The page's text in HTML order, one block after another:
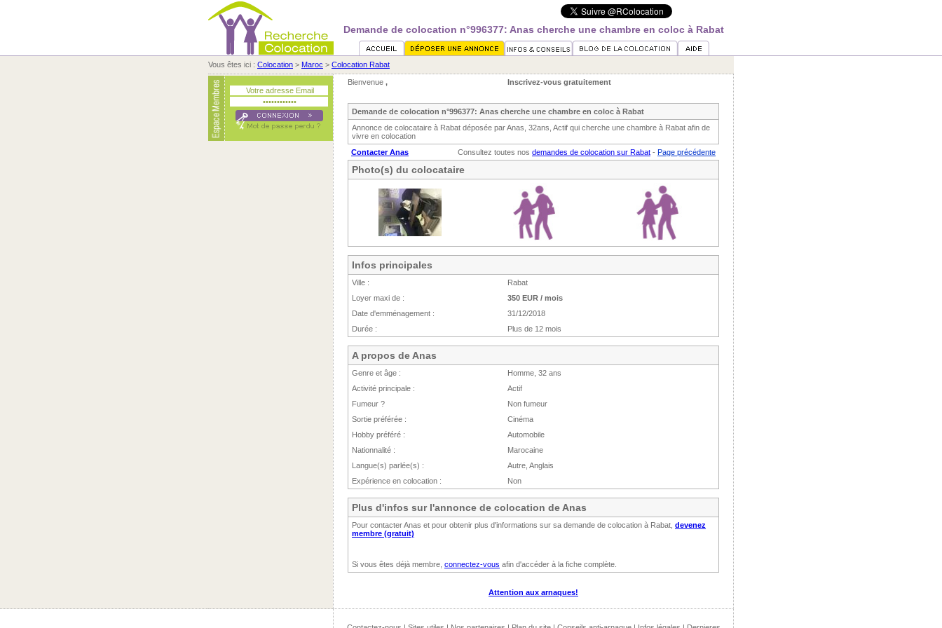
Demande de colocation n°996377: Anas cherche une chambre en coloc à Rabat
Vous êtes ici : Colocation > Maroc > Colocation Rabat
Bienvenue , Inscrivez-vous gratuitement
Demande de colocation n°996377: Anas cherche une chambre en coloc à Rabat
Annonce de colocataire à Rabat déposée par Anas, 32ans, Actif qui cherche une chambre à Rabat afin de
vivre en colocation
Contacter Anas
Consultez toutes nos demandes de colocation sur Rabat - Page précédente
Photo(s) du colocataire
Infos principales
Ville :
Rabat
Loyer maxi de :
350 EUR / mois
Date d'emménagement :
31/12/2018
Durée :
Plus de 12 mois
A propos de Anas
Genre et âge :
Homme, 32 ans
Activité principale :
Actif
Fumeur ?
Non fumeur
Sortie préférée :
Cinéma
Hobby préféré :
Automobile
Nationnalité :
Marocaine
Langue(s) parlée(s) :
Autre, Anglais
Expérience en colocation :
Non
Plus d'infos sur l'annonce de colocation de Anas
Pour contacter Anas et pour obtenir plus d'informations sur sa demande de colocation à Rabat, devenez
membre (gratuit)
Si vous êtes déjà membre, connectez-vous afin d'accéder à la fiche complète.
Attention aux arnaques!